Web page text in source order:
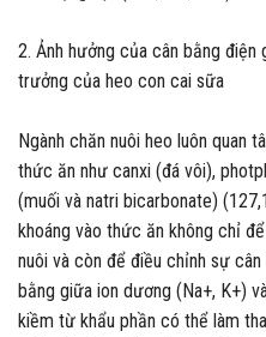
2. Ảnh hưởng của cân bằng điện
trưởng của heo con cai sữa
Ngành chăn nuôi heo luôn quan
thức ăn như canxi (đá vôi),
(muối và natri bicarbonate)
khoáng vào thức ăn không chỉ
nuôi và còn để điều chỉnh sự
bằng giữa ion dương (Na+, K+)
kiềm từ khẩu phần có thể làm